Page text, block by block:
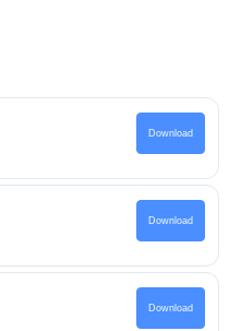
Download
Download
Download